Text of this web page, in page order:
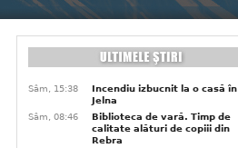
Sâm, 15:38
Incendiu izbucnit la o casă în
Jelna
Sâm, 08:46
Biblioteca de vară. Timp de
calitate alături de copiii din
Rebra